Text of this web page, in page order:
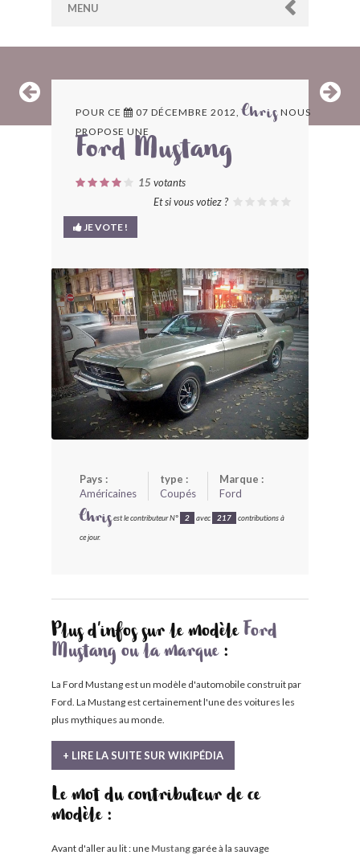
MENU
ARCHIVES
LES CONTRIBUTEURS
LE BLOG
BONJOURLAVIEILLE ?
MODÈLES ET MARQUES
COMMENT FONCTIONNE BLV ?
POUR CE 07 DÉCEMBRE 2012,Chris NOUS
PROPOSE UNE
Ford Mustang
15 votants
Et si vous votiez ?
JE VOTE !
Pays :
Américaines
type :
Coupés
Marque :
Ford
Chrisest le contributeur N° 2 avec 217 contributions à
ce jour.
Plus d'infos sur le modèle Ford
Mustang ou la marque:
La Ford Mustang est un modèle d'automobile construit par
Ford. La Mustang est certainement l'une des voitures les
plus mythiques au monde.
+ LIRE LA SUITE SUR WIKIPÉDIA
Le mot du contributeur de ce
modèle :
Avant d'aller au lit : une Mustang garée à la sauvage